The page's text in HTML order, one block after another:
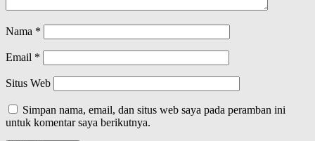
Nama *
Email *
Situs Web
Simpan nama, email, dan situs web saya pada peramban ini
untuk komentar saya berikutnya.